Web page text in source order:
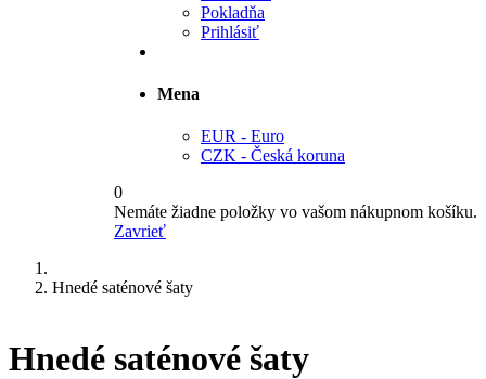
Pokladňa
Prihlásiť
Mena
EUR - Euro
CZK - Česká koruna
0
Nemáte žiadne položky vo vašom nákupnom košíku.
Zavrieť
Hnedé saténové šaty
Hnedé saténové šaty